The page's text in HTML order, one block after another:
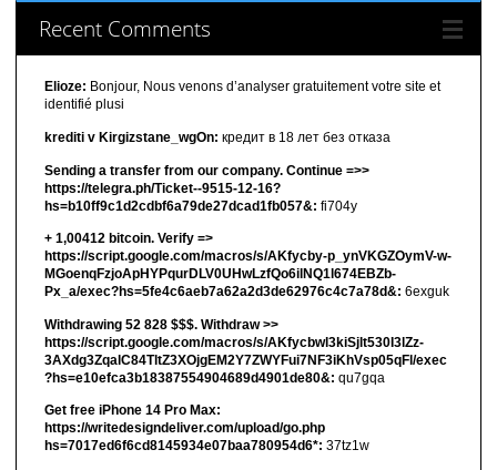
Recent Comments
Elioze: Bonjour, Nous venons d’analyser gratuitement votre site et
identifié plusi
krediti v Kirgizstane_wgOn: кредит в 18 лет без отказа
Sending a transfer from our company. Continue =>>
https://telegra.ph/Ticket--9515-12-16?
hs=b10ff9c1d2cdbf6a79de27dcad1fb057&: fi704y
+ 1,00412 bitсоin. Verify =>
https://script.google.com/macros/s/AKfycby-p_ynVKGZOymV-w-
MGoenqFzjoApHYPqurDLV0UHwLzfQo6ilNQ1l674EBZb-
Px_a/exec?hs=5fe4c6aeb7a62a2d3de62976c4c7a78d&: 6exguk
Withdrawing 52 828 $$$. Withdrаw >>
https://script.google.com/macros/s/AKfycbwl3kiSjlt530I3lZz-
3AXdg3ZqalC84TltZ3XOjgEM2Y7ZWYFui7NF3iKhVsp05qFl/exec
?hs=e10efca3b18387554904689d4901de80&: qu7gqa
Get free iPhone 14 Pro Max:
https://writedesigndeliver.com/upload/go.php
hs=7017ed6f6cd8145934e07baa780954d6*: 37tz1w